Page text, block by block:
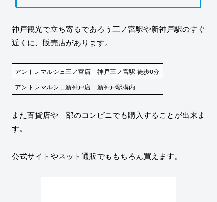
神戸観光で立ち寄るであろう三ノ宮駅や新神戸駅のすぐ
近くに、販売店があります。
アントレマルシェ三ノ宮店
神戸三ノ宮駅 徒歩0分
アントレマルシェ新神戸店
新神戸駅構内
また百貨店や一部のコンビニでも購入することが出来ま
す。
公式サイトやネット通販でももちろん買えます。